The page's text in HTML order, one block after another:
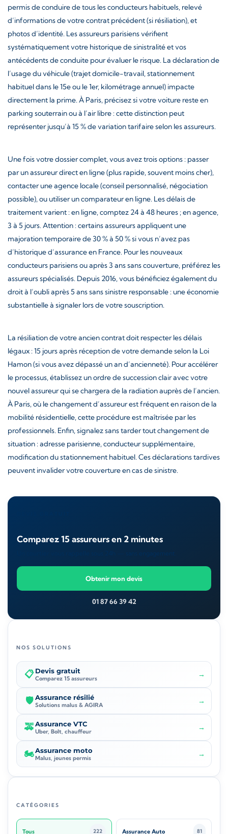
permis de conduire de tous les conducteurs habituels, relevé
d’informations de votre contrat précédent (si résiliation), et
photos d’identité. Les assureurs parisiens vérifient
systématiquement votre historique de sinistralité et vos
antécédents de conduite pour évaluer le risque. La déclaration de
l’usage du véhicule (trajet domicile-travail, stationnement
habituel dans le 15e ou le 1er, kilométrage annuel) impacte
directement la prime. À Paris, précisez si votre voiture reste en
parking souterrain ou à l’air libre : cette distinction peut
représenter jusqu’à 15 % de variation tarifaire selon les assureurs.
Une fois votre dossier complet, vous avez trois options : passer
par un assureur direct en ligne (plus rapide, souvent moins cher),
contacter une agence locale (conseil personnalisé, négociation
possible), ou utiliser un comparateur en ligne. Les délais de
traitement varient : en ligne, comptez 24 à 48 heures ; en agence,
3 à 5 jours. Attention : certains assureurs appliquent une
majoration temporaire de 30 % à 50 % si vous n’avez pas
d’historique d’assurance en France. Pour les nouveaux
conducteurs parisiens ou après 3 ans sans couverture, préférez les
assureurs spécialisés. Depuis 2016, vous bénéficiez également du
droit à l’oubli après 5 ans sans sinistre responsable : une économie
substantielle à signaler lors de votre souscription.
La résiliation de votre ancien contrat doit respecter les délais
légaux : 15 jours après réception de votre demande selon la Loi
Hamon (si vous avez dépassé un an d’ancienneté). Pour accélérer
le processus, établissez un ordre de succession clair avec votre
nouvel assureur qui se chargera de la radiation auprès de l’ancien.
À Paris, où le changement d’assureur est fréquent en raison de la
mobilité résidentielle, cette procédure est maîtrisée par les
professionnels. Enfin, signalez sans tarder tout changement de
situation : adresse parisienne, conducteur supplémentaire,
modification du stationnement habituel. Ces déclarations tardives
peuvent invalider votre couverture en cas de sinistre.
Comparez 15 assureurs en 2 minutes
Un courtier vous rappelle sous 24h — sans engagement.
Obtenir mon devis
01 87 66 39 42
NOS SOLUTIONS
📋 Devis gratuit
Comparez 15 assureurs →
🛡️ Assurance résilié
Solutions malus & AGIRA →
🚕Assurance VTC
Uber, Bolt, chauffeur →
🏍️Assurance moto
Malus, jeunes permis →
CATÉGORIES
Tous 222 Assurance Auto 81